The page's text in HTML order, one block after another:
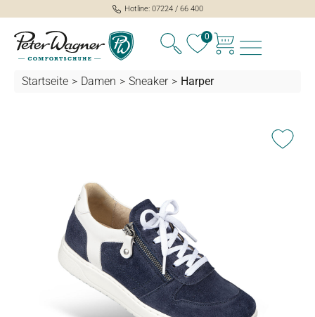
springen
Hotline: 07224 / 66 400
0
Startseite > Damen > Sneaker > Harper